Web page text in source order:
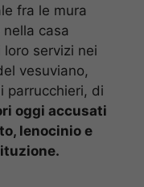
fra le mura
casa
loro servizi nei
vesuviano,
parrucchieri, di
oggi accusati
lenocinio e